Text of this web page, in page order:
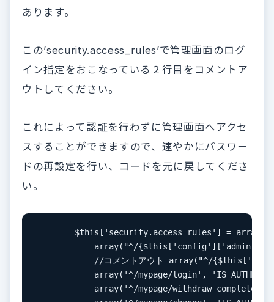
あります。
この’security.access_rules’で管理画面のログ
イン指定をおこなっている２行目をコメントア
ウトしてください。
これによって認証を行わずに管理画面へアクセ
スすることができますので、速やかにパスワー
ドの再設定を行い、コードを元に戻してくださ
い。
        $this['security.access_rules'] = array(
array("^/
//コメントアウト array("^/
array('^/mypage/login',
array('^/mypage/withdraw_complete',